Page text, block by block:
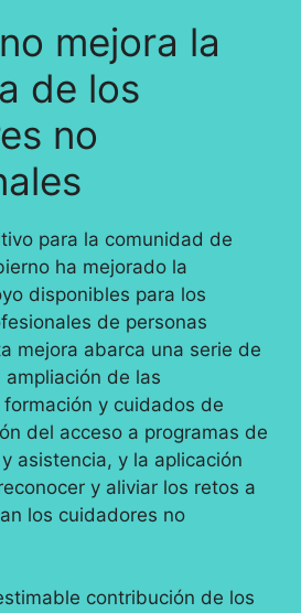
mejora la
de los
no
para la comunidad de
ha mejorado la
disponibles para los
de personas
mejora abarca una serie de
de las
y cuidados de
del acceso a programas de
asistencia, y la aplicación
y aliviar los retos a
los cuidadores no
contribución de los